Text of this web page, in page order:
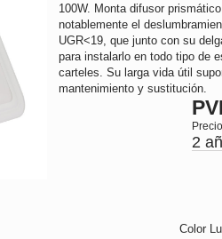
100W. Monta difusor
notablemente el
UGR<19, que junto con su
para instalarlo en todo tipo de
carteles. Su larga vida útil
mantenimiento y sustitución.
2
Color